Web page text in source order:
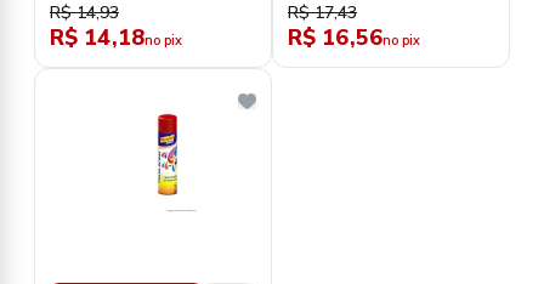
R$ 14,93
R$ 14,18no pix
R$ 17,43
R$ 16,56no pix